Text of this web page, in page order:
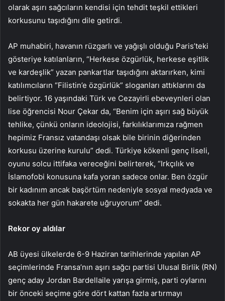
olarak aşırı sağcıların kendisi için tehdit teşkil ettikleri
korkusunu taşıdığını dile getirdi.
AP muhabiri, havanın rüzgarlı ve yağışlı olduğu Paris’teki
gösteriye katılanların, “Herkese özgürlük, herkese eşitlik
ve kardeşlik” yazan pankartlar taşıdığını aktarırken, kimi
katılımcıların “Filistin’e özgürlük” sloganları attıklarını da
belirtiyor. 16 yaşındaki Türk ve Cezayirli ebeveynleri olan
lise öğrencisi Nour Çekar da, “Benim için aşırı sağ büyük
tehlike, çünkü onların ideolojisi, farkılıklarımıza rağmen
hepimiz Fransız vatandaşı olsak bile birinin diğerinden
korkusu üzerine kurulu” dedi. Türkiye kökenli genç liseli,
oyunu solcu ittifaka vereceğini belirterek, “Irkçılık ve
İslamofobi konusuna kafa yoran sadece onlar. Ben özgür
bir kadınım ancak başörtüm nedeniyle sosyal medyada ve
sokakta her gün hakarete uğruyorum” dedi.
Rekor oy aldılar
AB üyesi ülkelerde 6-9 Haziran tarihlerinde yapılan AP
seçimlerinde Fransa’nın aşırı sağcı partisi Ulusal Birlik (RN)
genç aday Jordan Bardellaile yarışa girmiş, parti oylarını
bir önceki seçime göre dört kattan fazla artırmayı